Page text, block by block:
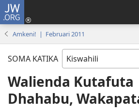
JW.ORG
Amkeni! | Februari 2011
SOMA KATIKA
Walienda Kutafuta
Dhahabu,